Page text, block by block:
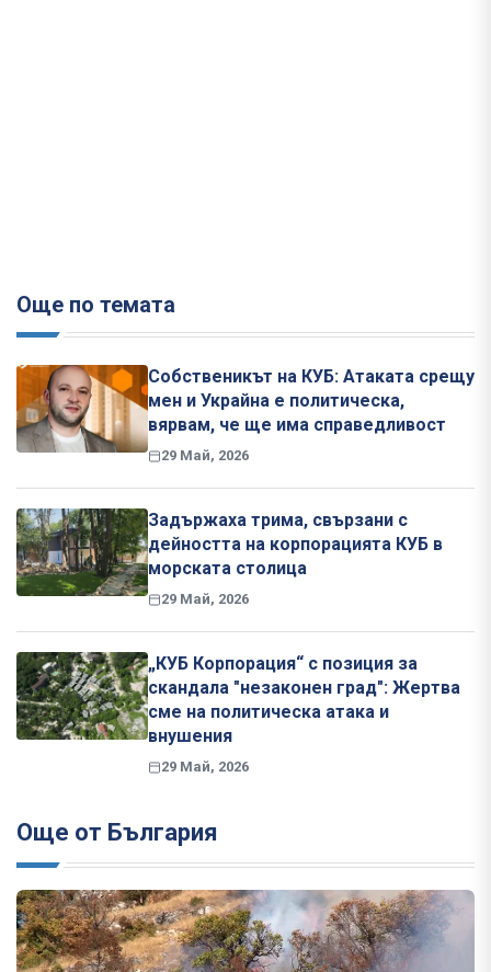
Още по темата
Собственикът на КУБ: Атаката срещу
мен и Украйна е политическа,
вярвам, че ще има справедливост
29 Май, 2026
Задържаха трима, свързани с
дейността на корпорацията КУБ в
морската столица
29 Май, 2026
„КУБ Корпорация“ с позиция за
скандала "незаконен град": Жертва
сме на политическа атака и
внушения
29 Май, 2026
Още от България